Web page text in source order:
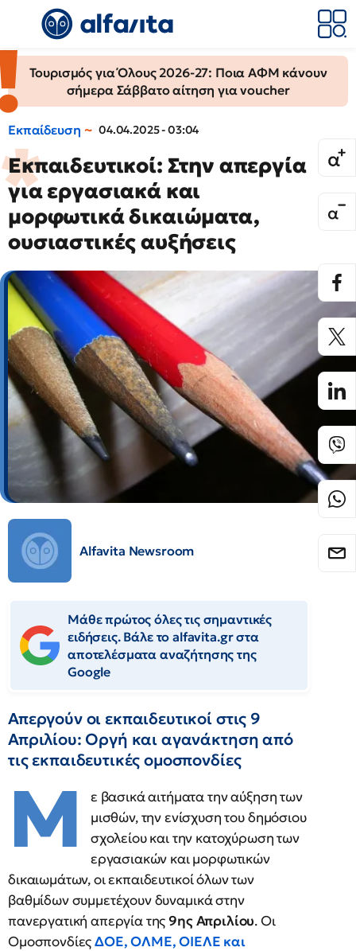
Τουρισμός για Όλους 2026-27: Ποια ΑΦΜ κάνουν
σήμερα Σάββατο αίτηση για voucher
Εκπαίδευση 04.04.2025 - 03:04
Εκπαιδευτικοί: Στην απεργία
για εργασιακά και
μορφωτικά δικαιώματα,
ουσιαστικές αυξήσεις
Alfavita Newsroom
Μάθε πρώτος όλες τις σημαντικές
ειδήσεις. Βάλε το alfavita.gr στα
αποτελέσματα αναζήτησης της
Google
Απεργούν οι εκπαιδευτικοί στις 9
Απριλίου: Οργή και αγανάκτηση από
τις εκπαιδευτικές ομοσπονδίες
Μ
ε βασικά αιτήματα την αύξηση των
μισθών, την ενίσχυση του δημόσιου
σχολείου και την κατοχύρωση των
εργασιακών και μορφωτικών
δικαιωμάτων, οι εκπαιδευτικοί όλων των
βαθμίδων συμμετέχουν δυναμικά στην
πανεργατική απεργία της9ης Απριλίου. Οι
ΟμοσπονδίεςΔΟΕ, ΟΛΜΕ, ΟΙΕΛΕ και